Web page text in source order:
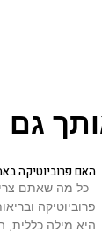
גם
האם פרוביוטיקה
כל מה שאתם
פרוביוטיקה
היא מילה